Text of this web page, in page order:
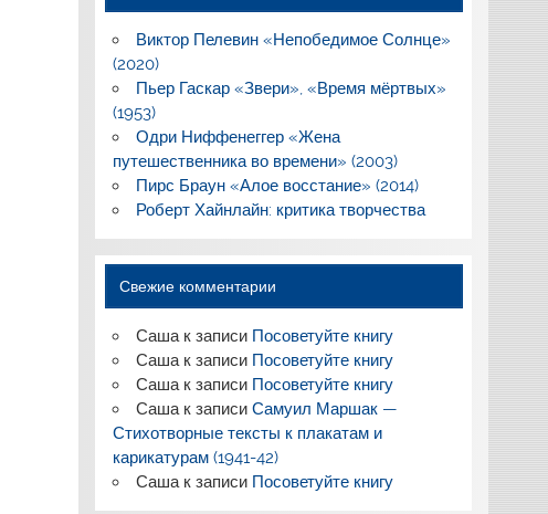
Виктор Пелевин «Непобедимое Солнце»
(2020)
Пьер Гаскар «Звери», «Время мёртвых»
(1953)
Одри Ниффенеггер «Жена
путешественника во времени» (2003)
Пирс Браун «Алое восстание» (2014)
Роберт Хайнлайн: критика творчества
Свежие комментарии
Сашак записи Посоветуйте книгу
Сашак записи Посоветуйте книгу
Сашак записи Посоветуйте книгу
Сашак записи Самуил Маршак —
Стихотворные тексты к плакатам и
карикатурам (1941-42)
Сашак записи Посоветуйте книгу